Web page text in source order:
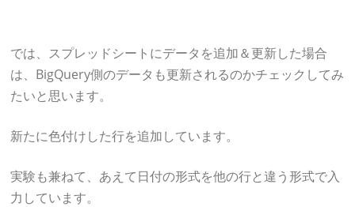
では、スプレッドシートにデータを追加＆更新した場合
は、BigQuery側のデータも更新されるのかチェックしてみ
たいと思います。
新たに色付けした行を追加しています。
実験も兼ねて、あえて日付の形式を他の行と違う形式で入
力しています。